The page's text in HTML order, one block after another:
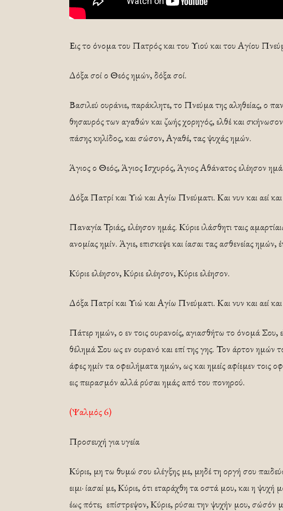
Εις το όνομα του Πατρός και του Υιού και του Αγίου
Δόξα σοί ο Θεός ημών, δόξα σοί.
Βασιλεύ ουράνιε, παράκλητε, το Πνεύμα της αληθείας, ο
θησαυρός των αγαθών και ζωής χορηγός, ελθέ και
πάσης κηλίδος, και σώσον, Αγαθέ, τας ψυχάς ημών.
Άγιος ο Θεός, Άγιος Ισχυρός, Άγιος Αθάνατος ελέησον
Δόξα Πατρί και Υιώ και Αγίω Πνεύματι. Και νυν και αεί
Παναγία Τριάς, ελέησον ημάς. Κύριε ιλάσθητι ταις
ανομίας ημίν. Άγιε, επισκεψε και ίασαι τας ασθενείας
Κύριε ελέησον, Κύριε ελέησον, Κύριε ελέησον.
Δόξα Πατρί και Υιώ και Αγίω Πνεύματι. Και νυν και αεί
Πάτερ ημών, ο εν τοις ουρανοίς, αγιασθήτω το όνομά Σου,
θέλημά Σου ως εν ουρανό και επί της γης. Τον άρτον ημών
άφες ημίν τα οφειλήματα ημών, ως και ημείς αφίεμεν τοις
εις πειρασμόν αλλά ρύσαι ημάς από του πονηρού.
(Ψαλμός 6)
Προσευχή για υγεία
Κύριε, μη τω θυμώ σου ελέγξης με, μηδέ τη οργή σου
ειμι· ίασαί με, Κύριε, ότι εταράχθη τα οστά μου, και η
έως πότε; επίστρεψον, Κύριε, ρύσαι την ψυχήν μου, σώσόν